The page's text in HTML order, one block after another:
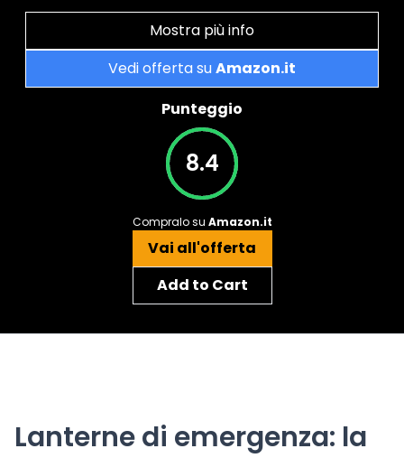
Mostra più info
Vedi offerta suAmazon.it
Punteggio
8.4
Compralo su Amazon.it
Vai all'offerta
Add to Cart
Lanterne di emergenza: la